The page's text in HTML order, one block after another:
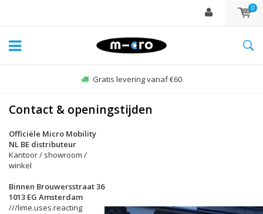
0
Gratis levering vanaf €60
Contact & openingstijden
Officiële Micro Mobility
NL BE distributeur
Kantoor / showroom /
winkel
Binnen Brouwersstraat 36
1013 EG Amsterdam
///lime.uses.reacting